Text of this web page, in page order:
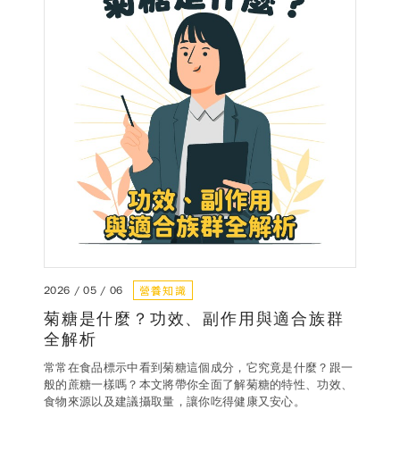
2026 / 05 / 06 營養知識
菊糖是什麼？功效、副作用與適合族群
全解析
常常在食品標示中看到菊糖這個成分，它究竟是什麼？跟一
般的蔗糖一樣嗎？本文將帶你全面了解菊糖的特性、功效、
食物來源以及建議攝取量，讓你吃得健康又安心。